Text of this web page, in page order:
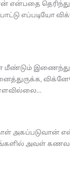
என்பதை
எப்படியோ
மீண்டும்
அகப்படுவான்
அவள்